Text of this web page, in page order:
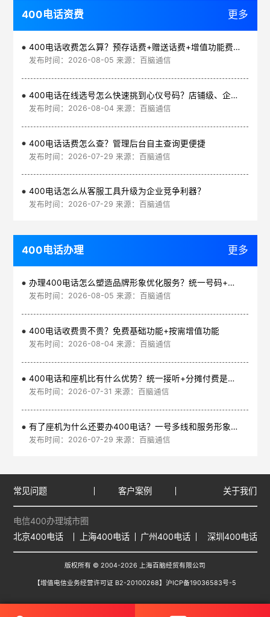
400电话资费 更多
400电话收费怎么算？预存话费+赠送话费+增值功能费透明实惠
发布时间：2026-08-05 来源：百脑通信
400电话在线选号怎么快速挑到心仪号码？店铺级、企业级、集团级一次看清
发布时间：2026-08-04 来源：百脑通信
400电话话费怎么查？管理后台自主查询更便捷
发布时间：2026-07-29 来源：百脑通信
400电话怎么从客服工具升级为企业竞争利器？
发布时间：2026-07-29 来源：百脑通信
400电话办理 更多
办理400电话怎么塑造品牌形象优化服务？统一号码+智能管理平台
发布时间：2026-08-05 来源：百脑通信
400电话收费贵不贵？免费基础功能+按需增值功能
发布时间：2026-08-04 来源：百脑通信
400电话和座机比有什么优势？统一接听+分摊付费是核心
发布时间：2026-07-31 来源：百脑通信
有了座机为什么还要办400电话？一号多线和服务形象是核心
发布时间：2026-07-29 来源：百脑通信
常见问题 客户案例 关于我们
电信400办理城市圈
北京400电话
上海400电话 广州400电话 深圳400电话
版权所有 © 2004-2026 上海百脑经贸有限公司
【增值电信业务经营许可证 B2-20100268】 沪ICP备19036583号-5